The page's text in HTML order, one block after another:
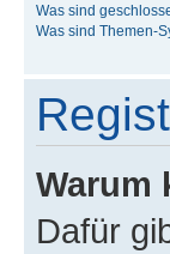
Was sind
Was sind Themen-
Warum
Dafür